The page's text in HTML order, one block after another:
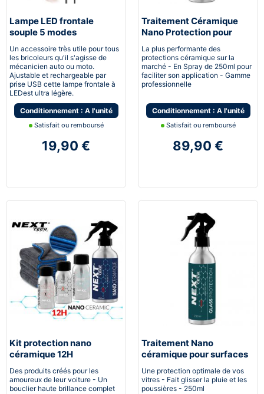
Lampe LED frontale
souple 5 modes
rechargeable USB
Un accessoire très utile pour tous
les bricoleurs qu'il s'agisse de
mécanicien auto ou moto.
Ajustable et rechargeable par
prise USB cette lampe frontale à
LEDest ultra légère.
Conditionnement : A l'unité
Satisfait ou remboursé
19,90 €
Traitement Céramique
Nano Protection pour
La plus performante des
protections céramique sur la
marché - En Spray de 250ml pour
faciliter son application - Gamme
professionnelle
Conditionnement : A l'unité
Satisfait ou remboursé
89,90 €
Kit protection nano
céramique 12H
Automobile
Des produits créés pour les
amoureux de leur voiture - Un
bouclier haute brillance complet
Traitement Nano
céramique pour surfaces
vitrées
Une protection optimale de vos
vitres - Fait glisser la pluie et les
poussières - 250ml